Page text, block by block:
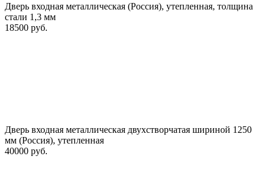
Дверь входная металлическая (Россия), утепленная, толщина
стали 1,3 мм
18500 руб.
Дверь входная металлическая двухстворчатая шириной 1250
мм (Россия), утепленная
40000 руб.